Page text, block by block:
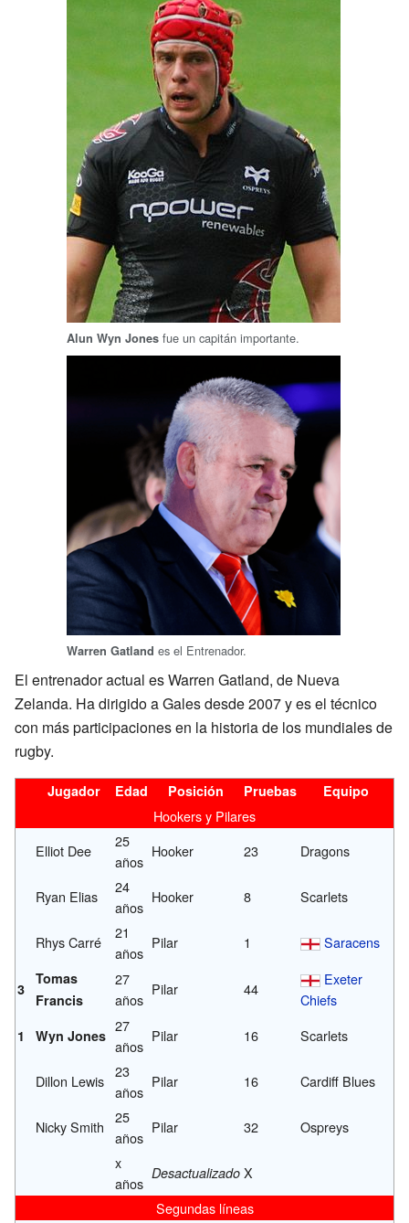
Alun Wyn Jones fue un capitán importante.
Warren Gatland es el Entrenador.
El entrenador actual es Warren Gatland, de Nueva
Zelanda. Ha dirigido a Gales desde 2007 y es el técnico
con más participaciones en la historia de los mundiales de
rugby.
Jugador Edad Posición Pruebas Equipo
Hookers y Pilares
Elliot Dee
25
años
Hooker 23 Dragons
Ryan Elias
24
años
Hooker 8 Scarlets
Rhys Carré
21
años
Pilar 1 Saracens
3
Tomas
Francis
27
años
Pilar 44
Exeter
Chiefs
1 Wyn Jones
27
años
Pilar 16 Scarlets
Dillon Lewis
23
años
Pilar 16 Cardiff Blues
Nicky Smith
25
años
Pilar 32
Ospreys
x
años
Desactualizado X
Segundas líneas